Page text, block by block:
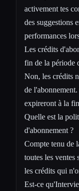
activement tes
des suggestions
performances
Les crédits
fin de la période
Non, les crédits
de
expireront à la
Quelle est la
d'abonnement ?
Compte tenu de
toutes les ventes
les crédits qui
Est-ce